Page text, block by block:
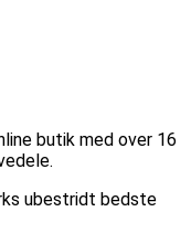
butik med over 16
ubestridt bedste